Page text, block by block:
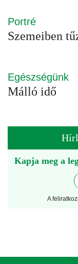
Portré
Szemeiben
Egészségünk
Málló idő
Kapja meg a
A